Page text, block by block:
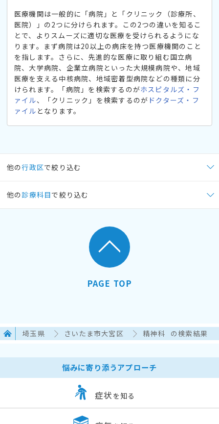
医療機関は一般的に「病院」と「クリニック（診療所、
医院）」の2つに分けられます。この2つの違いを知るこ
とで、よりスムーズに適切な医療を受けられるようにな
ります。まず病院は20以上の病床を持つ医療機関のこと
を指します。さらに、先進的な医療に取り組む国立病
院、大学病院、企業立病院といった大規模病院や、地域
医療を支える中核病院、地域密着型病院などの種類に分
けられます。「病院」を検索するのがホスピタルズ・フ
ァイル、「クリニック」を検索するのが ドクターズ・フ
ァイル となります。
他の行政区で絞り込む
他の 診療科目で絞り込む
PAGE TOP
埼玉県 さいたま市大宮区 精神科 の検索結果
悩みに寄り添うアプローチ
症状 を知る